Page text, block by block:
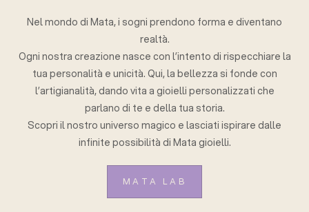
Nel mondo di Mata, i sogni prendono forma e diventano
realtà.
Ogni nostra creazione nasce con l’intento di rispecchiare la
tua personalità e unicità. Qui, la bellezza si fonde con
l’artigianalità, dando vita a gioielli personalizzati che
parlano di te e della tua storia.
Scopri il nostro universo magico e lasciati ispirare dalle
infinite possibilità di Mata gioielli.
MATA LAB